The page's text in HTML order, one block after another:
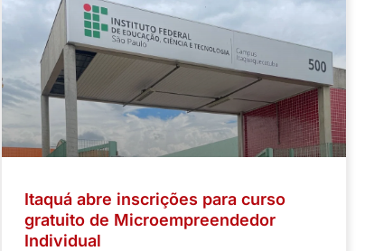
Itaquá abre inscrições para curso
gratuito de Microempreendedor
Individual